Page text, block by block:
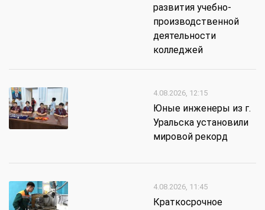
развития учебно-
производственной
деятельности
колледжей
4.08.2026, 12:15
Юные инженеры из г.
Уральска установили
мировой рекорд
4.08.2026, 11:45
Краткосрочное